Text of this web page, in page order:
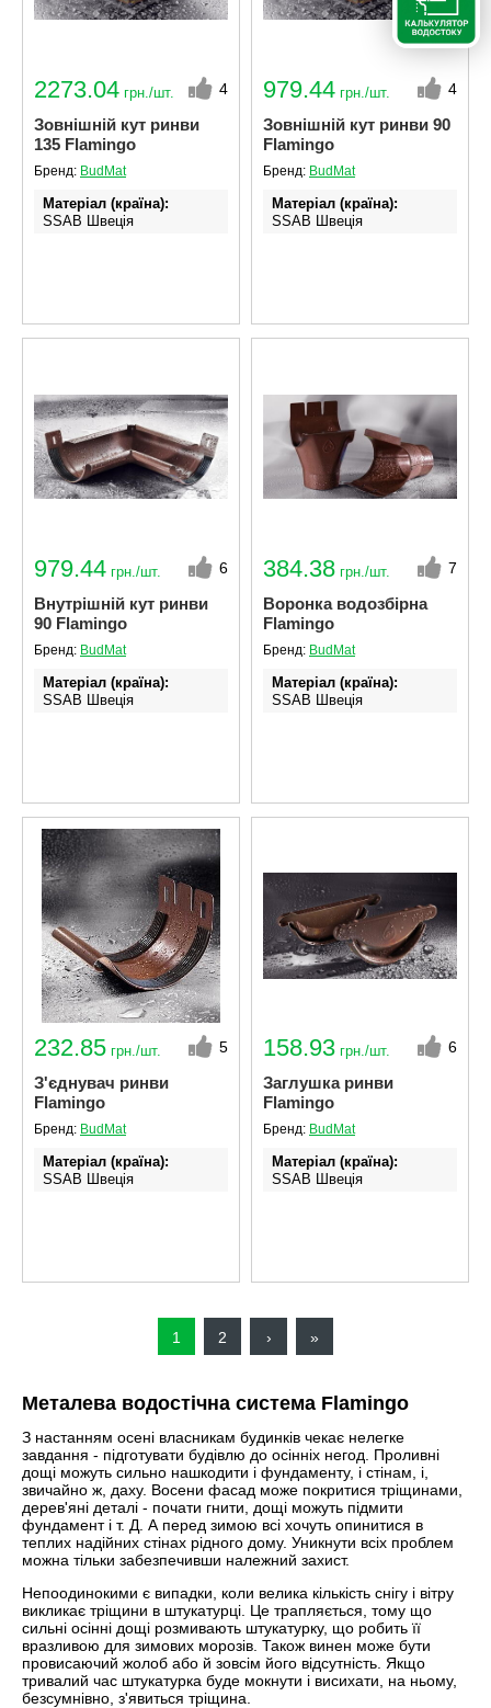
2273.04 грн./шт. 4
Зовнішній кут ринви
135 Flamingo
Бренд: BudMat
Матеріал (країна)
SSAB Швеція
979.44 грн./шт. 4
Зовнішній кут ринви 90
Flamingo
Бренд: BudMat
Матеріал (країна)
SSAB Швеція
979.44 грн./шт. 6
Внутрішній кут ринви
90 Flamingo
Бренд: BudMat
Матеріал (країна)
SSAB Швеція
384.38 грн./шт. 7
Воронка водозбірна
Flamingo
Бренд: BudMat
Матеріал (країна)
SSAB Швеція
232.85 грн./шт. 5
З'єднувач ринви
Flamingo
Бренд: BudMat
Матеріал (країна)
SSAB Швеція
158.93 грн./шт. 6
Заглушка ринви
Flamingo
Бренд: BudMat
Матеріал (країна)
SSAB Швеція
Поточна
1 Сторінка
2
Наступна
›
Остання
»
Металева водостічна система Flamingo
З настанням осені власникам будинків чекає нелегке
завдання - підготувати будівлю до осінніх негод. Проливні
дощі можуть сильно нашкодити і фундаменту, і стінам, і,
звичайно ж, даху. Восени фасад може покритися тріщинами,
дерев'яні деталі - почати гнити, дощі можуть підмити
фундамент і т. Д. А перед зимою всі хочуть опинитися в
теплих надійних стінах рідного дому. Уникнути всіх проблем
можна тільки забезпечивши належний захист.
Непоодинокими є випадки, коли велика кількість снігу і вітру
викликає тріщини в штукатурці. Це трапляється, тому що
сильні осінні дощі розмивають штукатурку, що робить її
вразливою для зимових морозів. Також винен може бути
провисаючий жолоб або й зовсім його відсутність. Якщо
тривалий час штукатурка буде мокнути і висихати, на ньому,
безсумнівно, з'явиться тріщина.